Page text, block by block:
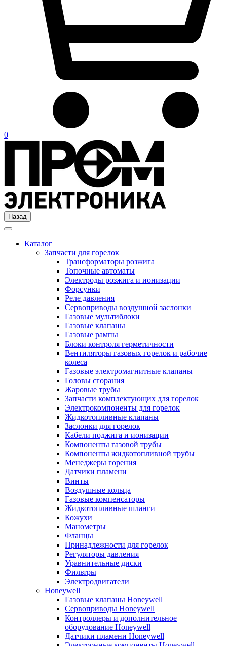
0
Назад
Каталог
Запчасти для горелок
Трансформаторы розжига
Топочные автоматы
Электроды розжига и ионизации
Форсунки
Реле давления
Сервоприводы воздушной заслонки
Газовые мультиблоки
Газовые клапаны
Газовые рампы
Блоки контроля герметичности
Вентиляторы газовых горелок и рабочие
колеса
Газовые электромагнитные клапаны
Головы сгорания
Жаровые трубы
Запчасти комплектующих для горелок
Электрокомпоненты для горелок
Жидкотопливные клапаны
Заслонки для горелок
Кабели поджига и ионизации
Компоненты газовой трубы
Компоненты жидкотопливной трубы
Менеджеры горения
Датчики пламени
Винты
Воздушные кольца
Газовые компенсаторы
Жидкотопливные шланги
Кожухи
Манометры
Фланцы
Принадлежности для горелок
Регуляторы давления
Уравнительные диски
Фильтры
Электродвигатели
Honeywell
Газовые клапаны Honeywell
Сервоприводы Honeywell
Контроллеры и дополнительное
оборудование Honeywell
Датчики пламени Honeywell